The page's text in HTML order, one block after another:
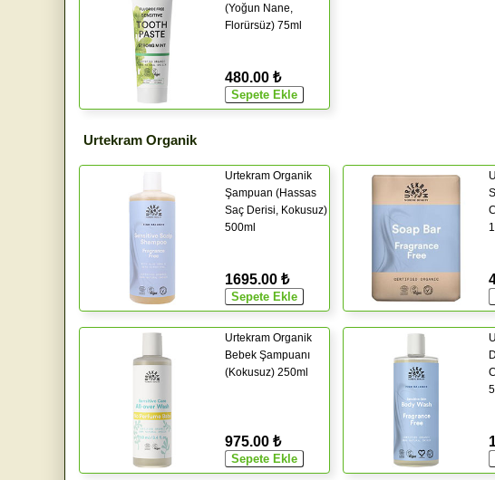
(Yoğun Nane,
Florürsüz) 75ml
480.00 ₺
Urtekram Organik
Urtekram Organik
Şampuan (Hassas
Saç Derisi, Kokusuz)
500ml
1695.00 ₺
Urtekram Organik
Bebek Şampuanı
(Kokusuz) 250ml
975.00 ₺